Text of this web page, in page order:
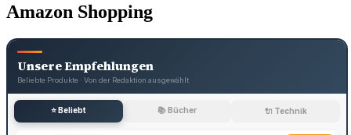
Amazon Shopping
Unsere Empfehlungen
Beliebte Produkte · Von der Redaktion ausgewählt
⭐ Beliebt 📚 Bücher 🔌 Technik